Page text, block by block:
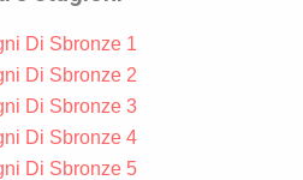
Di Sbronze 1
Di Sbronze 2
Di Sbronze 3
Di Sbronze 4
Di Sbronze 5